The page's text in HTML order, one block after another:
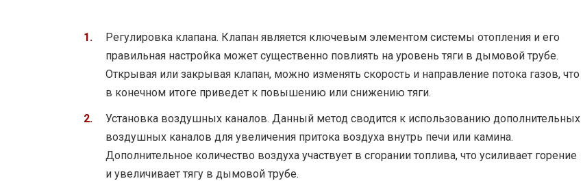
Регулировка клапана. Клапан является ключевым элементом системы отопления и его
правильная настройка может существенно повлиять на уровень тяги в дымовой трубе.
Открывая или закрывая клапан, можно изменять скорость и направление потока газов, что
в конечном итоге приведет к повышению или снижению тяги.
Установка воздушных каналов. Данный метод сводится к использованию дополнительных
воздушных каналов для увеличения притока воздуха внутрь печи или камина.
Дополнительное количество воздуха участвует в сгорании топлива, что усиливает горение
и увеличивает тягу в дымовой трубе.